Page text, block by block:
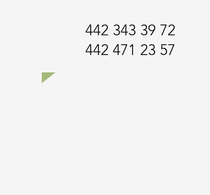
442 343 39 72
442 471 23 57